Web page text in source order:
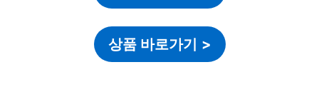
상품 바로가기 >